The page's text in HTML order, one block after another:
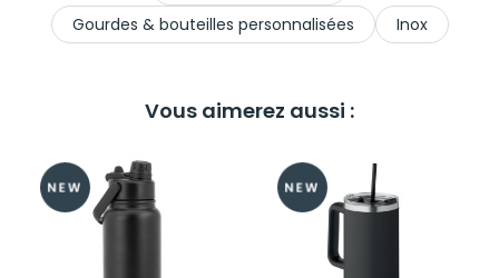
Gourdes & bouteilles personnalisées
Inox
Vous aimerez aussi :